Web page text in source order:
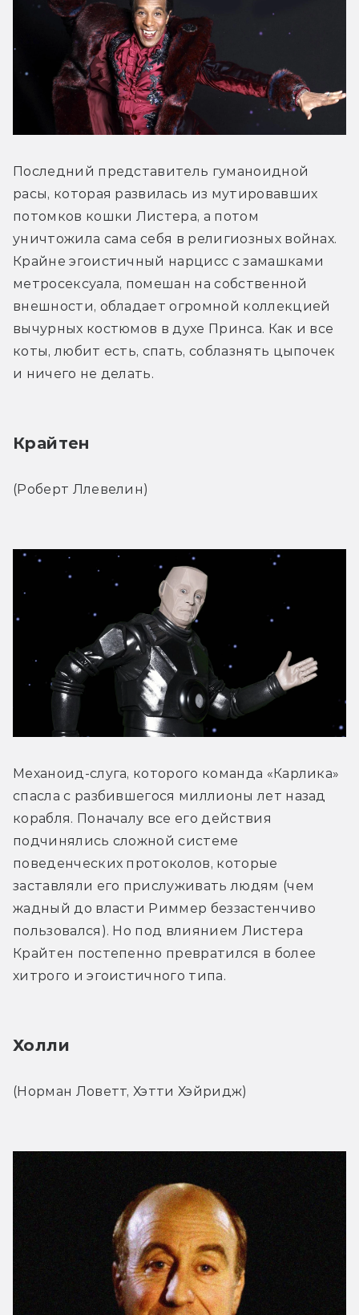
Последний представитель гуманоидной
расы, которая развилась из мутировавших
потомков кошки Листера, а потом
уничтожила сама себя в религиозных войнах.
Крайне эгоистичный нарцисс с замашками
метросексуала, помешан на собственной
внешности, обладает огромной коллекцией
вычурных костюмов в духе Принса. Как и все
коты, любит есть, спать, соблазнять цыпочек
и ничего не делать.
Крайтен
(Роберт Ллевелин)
Механоид-слуга, которого команда «Карлика»
спасла с разбившегося миллионы лет назад
корабля. Поначалу все его действия
подчинялись сложной системе
поведенческих протоколов, которые
заставляли его прислуживать людям (чем
жадный до власти Риммер беззастенчиво
пользовался). Но под влиянием Листера
Крайтен постепенно превратился в более
хитрого и эгоистичного типа.
Холли
(Норман Ловетт, Хэтти Хэйридж)